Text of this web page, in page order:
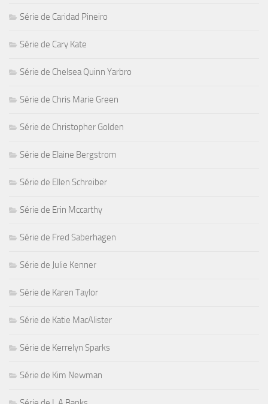
Série de Caridad Pineiro
Série de Cary Kate
Série de Chelsea Quinn Yarbro
Série de Chris Marie Green
Série de Christopher Golden
Série de Elaine Bergstrom
Série de Ellen Schreiber
Série de Erin Mccarthy
Série de Fred Saberhagen
Série de Julie Kenner
Série de Karen Taylor
Série de Katie MacAlister
Série de Kerrelyn Sparks
Série de Kim Newman